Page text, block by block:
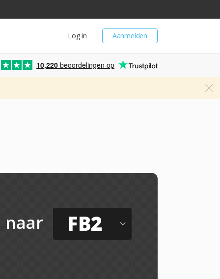
Aanmelden
Log in
10,220 beoordelingen op
naar FB2